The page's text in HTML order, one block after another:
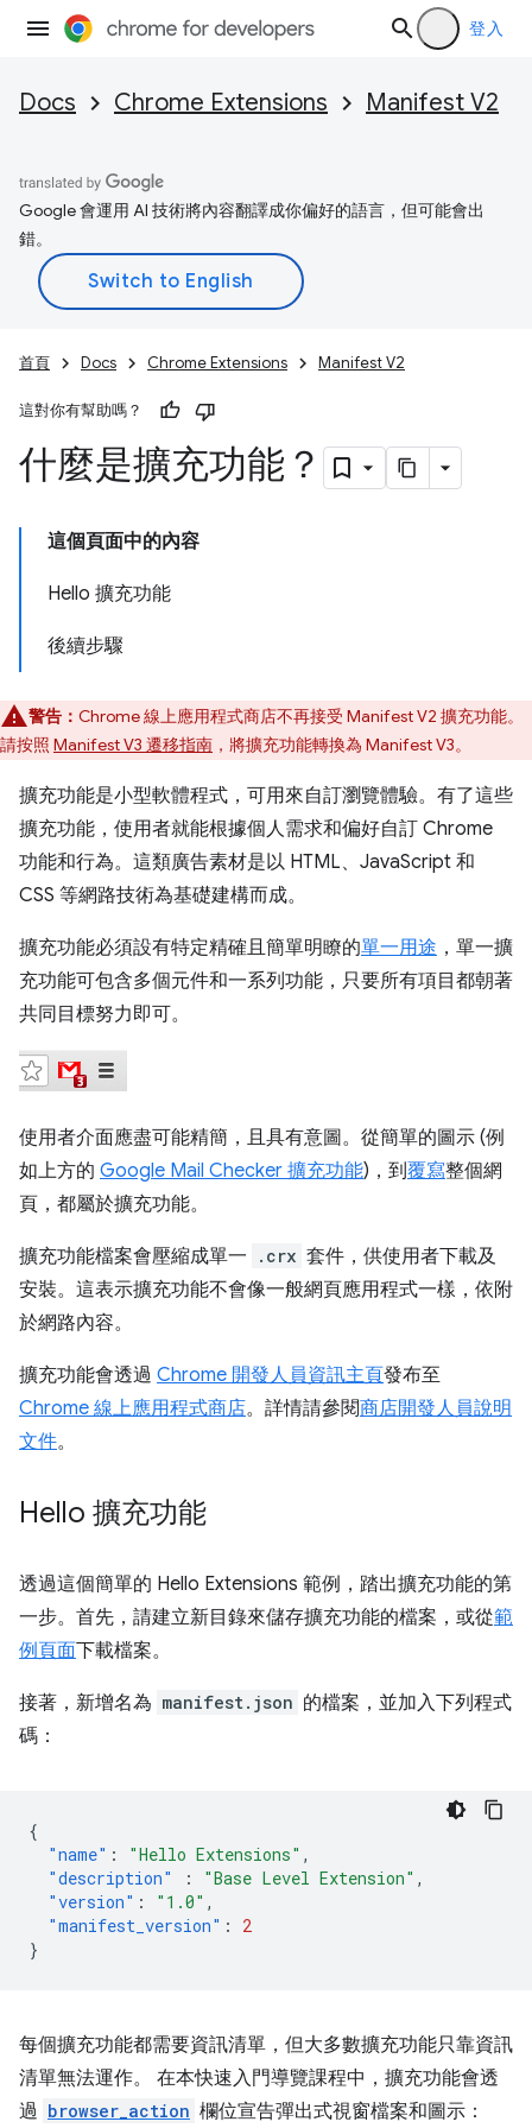
登入
Docs Chrome Extensions Manifest V2
Google 會運用 AI 技術將內容翻譯成你偏好的語言，但可能會出
錯。
首頁 Docs Chrome Extensions Manifest V2
這對你有幫助嗎？
什麼是擴充功能？
這個頁面中的內容
Hello 擴充功能
後續步驟
警告： Chrome 線上應用程式商店不再接受 Manifest V2 擴充功能。
請按照 Manifest V3 遷移指南 ，將擴充功能轉換為 Manifest V3。
擴充功能是小型軟體程式，可用來自訂瀏覽體驗。有了這些
擴充功能，使用者就能根據個人需求和偏好自訂 Chrome
功能和行為。這類廣告素材是以 HTML、JavaScript 和
CSS 等網路技術為基礎建構而成。
擴充功能必須設有特定精確且簡單明瞭的單一用途 ，單一擴
充功能可包含多個元件和一系列功能，只要所有項目都朝著
共同目標努力即可。
使用者介面應盡可能精簡，且具有意圖。從簡單的圖示 (例
如上方的 Google Mail Checker 擴充功能)，到覆寫整個網
頁，都屬於擴充功能。
擴充功能檔案會壓縮成單一 .crx 套件，供使用者下載及
安裝。這表示擴充功能不會像一般網頁應用程式一樣，依附
於網路內容。
擴充功能會透過 Chrome 開發人員資訊主頁發布至
Chrome 線上應用程式商店。詳情請參閱商店開發人員說明
文件。
Hello 擴充功能
透過這個簡單的 Hello Extensions 範例，踏出擴充功能的第
一步。首先，請建立新目錄來儲存擴充功能的檔案，或從範
例頁面下載檔案。
接著，新增名為 manifest.json 的檔案，並加入下列程式
碼：
{
"name" : "Hello Extensions" ,
"description"
: "Base Level Extension" ,
"version" : "1.0" ,
"manifest_version" :
2
}
每個擴充功能都需要資訊清單，但大多數擴充功能只靠資訊
清單無法運作。 在本快速入門導覽課程中，擴充功能會透
過 browser_action 欄位宣告彈出式視窗檔案和圖示：